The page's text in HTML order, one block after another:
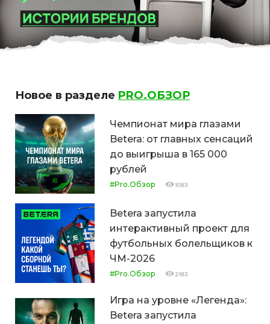
Новое в разделе PRO.ОБЗОР
Чемпионат мира глазами
Betera: от главных сенсаций
до выигрыша в 165 000
рублей
#Pro.Обзор 1083
Betera запустила
интерактивный проект для
футбольных болельщиков к
ЧМ-2026
#Pro.Обзор 2182
Игра на уровне «Легенда»:
Betera запустила